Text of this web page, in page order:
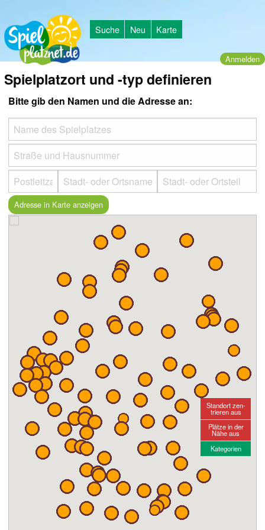
Suche Neu Karte
Anmelden
Spielplatzort und -typ definieren
Bitte gib den Namen und die Adresse an:
Standort zen-
trieren aus
Plätze in der
Nähe aus
Kategorien